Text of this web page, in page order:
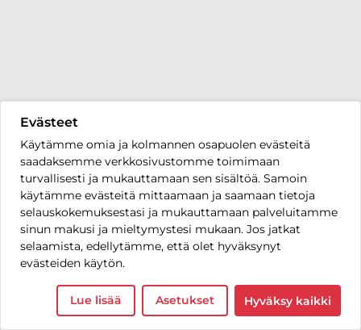
Evästeet
Käytämme omia ja kolmannen osapuolen evästeitä
saadaksemme verkkosivustomme toimimaan
turvallisesti ja mukauttamaan sen sisältöä. Samoin
käytämme evästeitä mittaamaan ja saamaan tietoja
selauskokemuksestasi ja mukauttamaan palveluitamme
sinun makusi ja mieltymystesi mukaan. Jos jatkat
selaamista, edellytämme, että olet hyväksynyt
evästeiden käytön.
Lue lisää Asetukset Hyväksy kaikki